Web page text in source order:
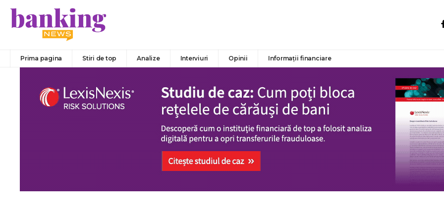
Prima pagina Stiri de top Analize Interviuri Opinii Informații financiare